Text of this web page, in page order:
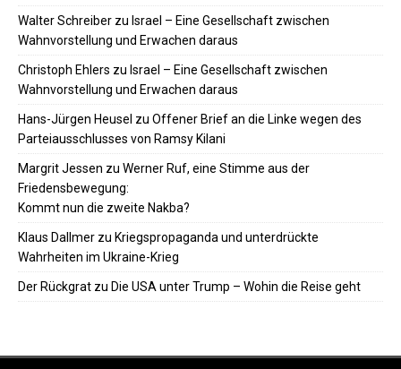
Walter Schreiber zu Israel – Eine Gesellschaft zwischen
Wahnvorstellung und Erwachen daraus
Christoph Ehlers zu Israel – Eine Gesellschaft zwischen
Wahnvorstellung und Erwachen daraus
Hans-Jürgen Heusel zu Offener Brief an die Linke wegen des
Parteiausschlusses von Ramsy Kilani
Margrit Jessen zu Werner Ruf, eine Stimme aus der
Friedensbewegung:
Kommt nun die zweite Nakba?
Klaus Dallmer zu Kriegspropaganda und unterdrückte
Wahrheiten im Ukraine-Krieg
Der Rückgrat zu Die USA unter Trump – Wohin die Reise geht